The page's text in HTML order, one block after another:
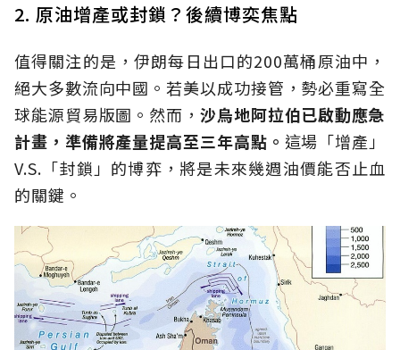
2. 原油增產或封鎖？後續博奕焦點
值得關注的是，伊朗每日出口的200萬桶原油中，
絕大多數流向中國。若美以成功接管，勢必重寫全
球能源貿易版圖。然而， 沙烏地阿拉伯已啟動應急
計畫，準備將產量提高至三年高點。 這場「增產」
V.S.「封鎖」的博弈，將是未來幾週油價能否止血
的關鍵。